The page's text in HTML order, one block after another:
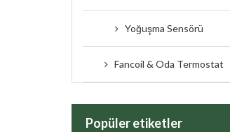
Yoğuşma Sensörü
Fancoil & Oda Termostat
Popüler etiketler